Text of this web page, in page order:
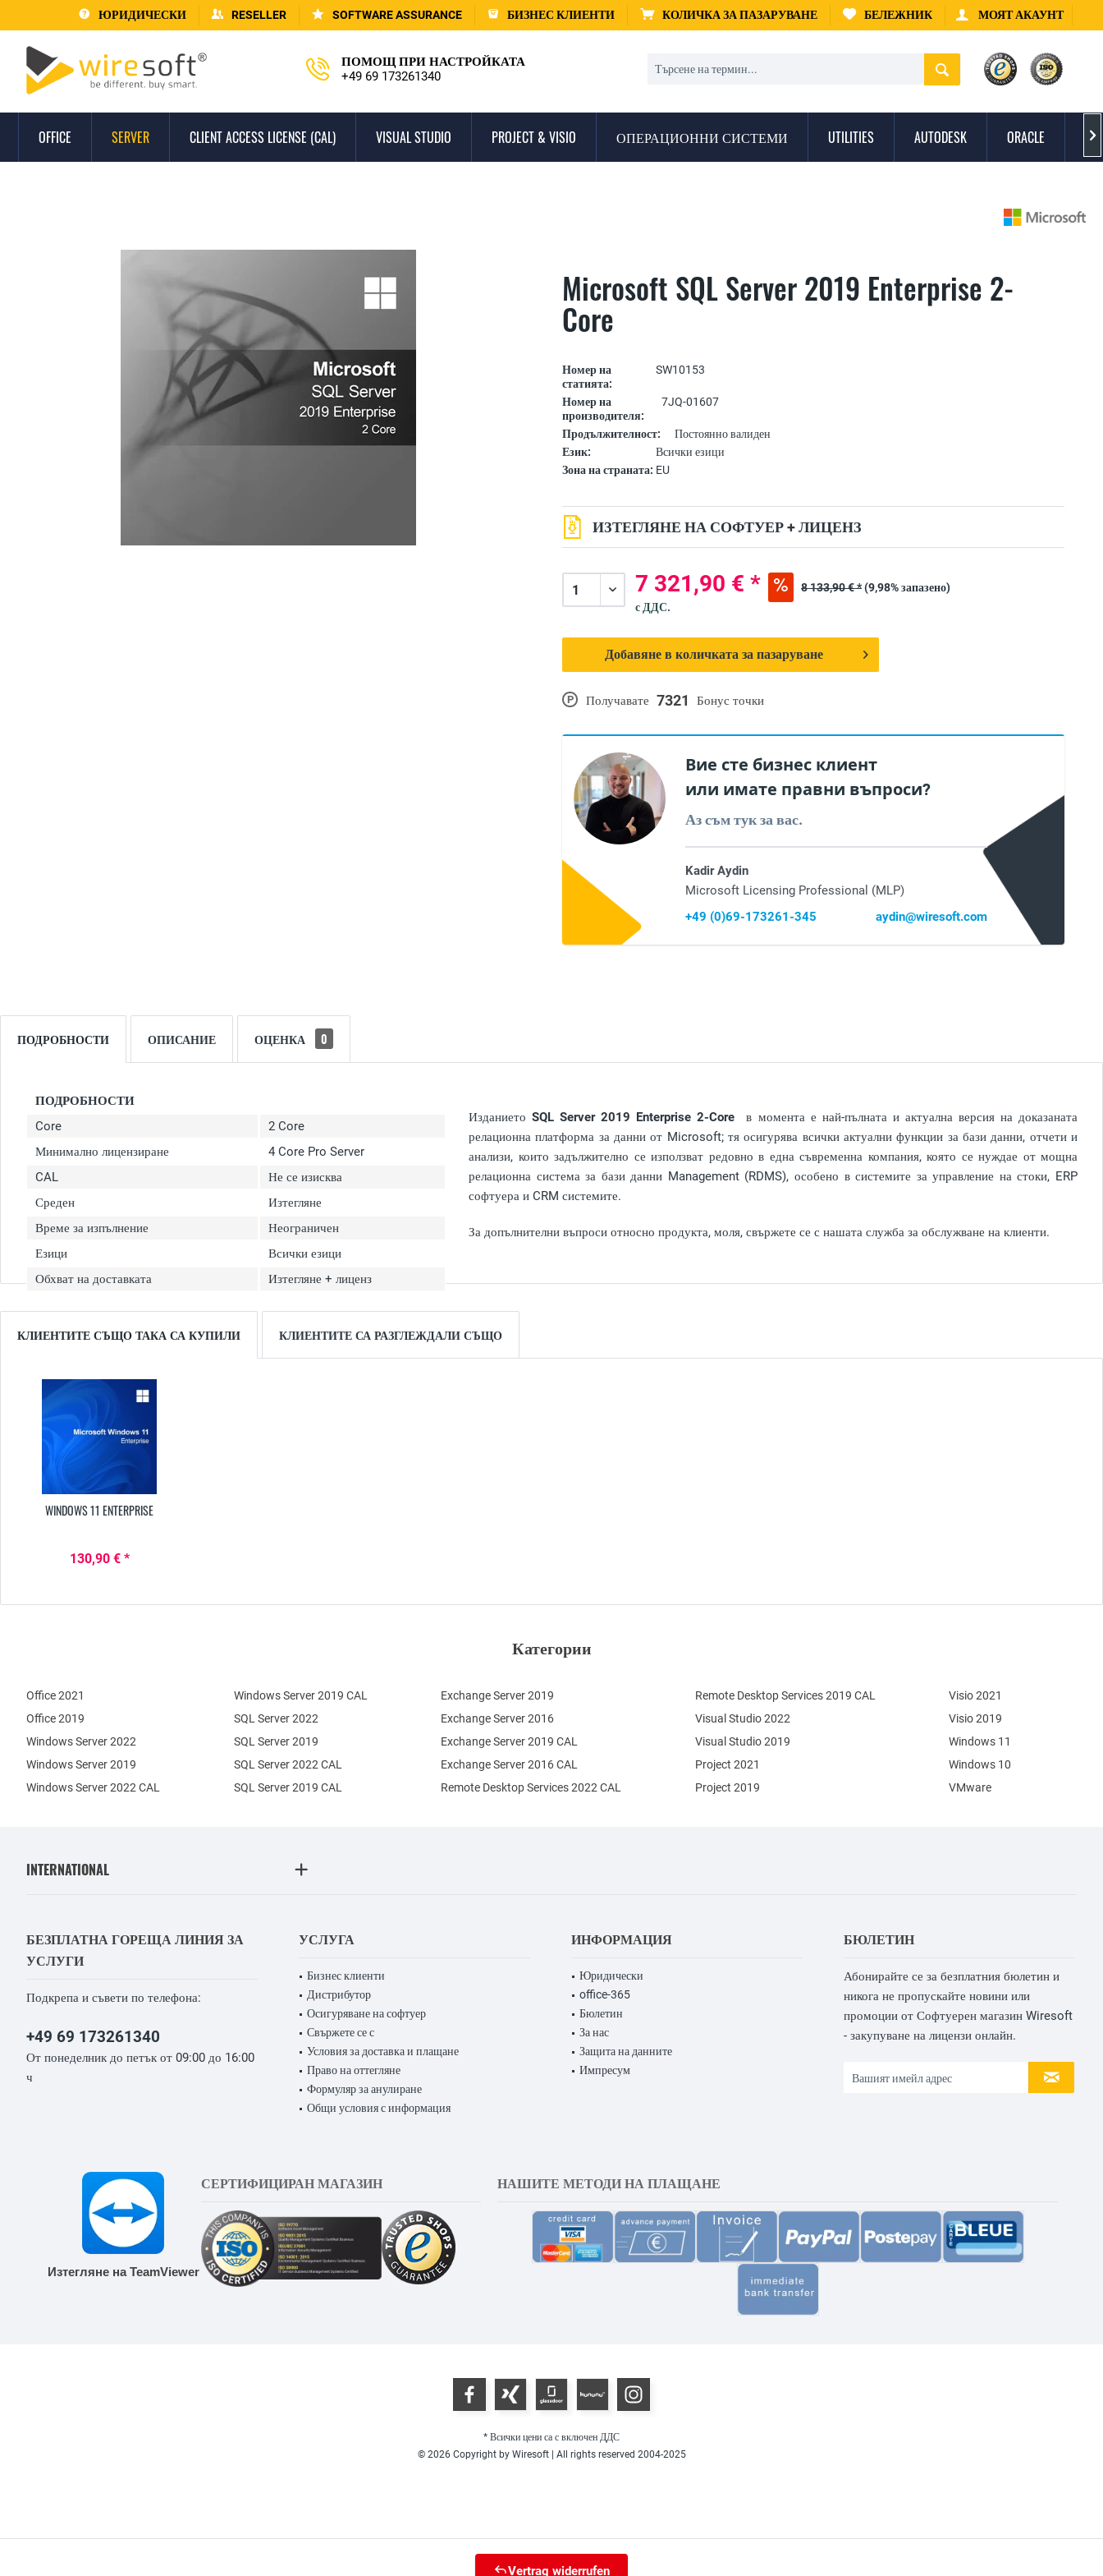
ЮРИДИЧЕСКИ RESELLER SOFTWARE ASSURANCE БИЗНЕС КЛИЕНТИ КОЛИЧКА ЗА ПАЗАРУВАНЕ БЕЛЕЖНИК МОЯТ АКАУНТ
ПОМОЩ ПРИ НАСТРОЙКАТА
+49 69 173261340
OFFICE SERVER CLIENT ACCESS LICENSE (CAL) VISUAL STUDIO PROJECT & VISIO ОПЕРАЦИОННИ СИСТЕМИ UTILITIES AUTODESK ORACLE 
Microsoft SQL Server 2019 Enterprise 2-
Core
Номер на
статията:
SW10153
Номер на
производителя:
7JQ-01607
Продължителност:
Постоянно валиден
Език:
Всички езици
Зона на страната: EU
P Получавате 7321 Бонус точки
ИЗТЕГЛЯНЕ НА СОФТУЕР + ЛИЦЕНЗ
7 321,90 € * 8 133,90 € *(9,98% запазено)
с ДДС.
Добавяне в количката за пазаруване
Вие сте бизнес клиент
или имате правни въпроси?
Аз съм тук за вас.
Kadir Aydin
Microsoft Licensing Professional (MLP)
+49 (0)69-173261-345
aydin@wiresoft.com
ПОДРОБНОСТИ ОПИСАНИЕ ОЦЕНКА 0
ПОДРОБНОСТИ
Core
2 Core
Минимално лицензиране
4 Core Pro Server
CAL
Не се изисква
Среден
Изтегляне
Време за изпълнение
Неограничен
Езици
Всички езици
Обхват на доставката
Изтегляне + лиценз
ИзданиетоSQL Server 2019 Enterprise 2-Core в момента е най-пълната и актуална версия на доказаната
релационна платформа за данни от Microsoft; тя осигурява всички актуални функции за бази данни, отчети и
анализи, които задължително се използват редовно в една съвременна компания, която се нуждае от мощна
релационна система за бази данни Management (RDMS), особено в системите за управление на стоки, ERP
софтуера и CRM системите.
За допълнителни въпроси относно продукта, моля, свържете се с нашата служба за обслужване на клиенти.
КЛИЕНТИТЕ СЪЩО ТАКА СА КУПИЛИ КЛИЕНТИТЕ СА РАЗГЛЕЖДАЛИ СЪЩО
WINDOWS 11 ENTERPRISE
130,90 € *
Категории
Office 2021
Office 2019
Windows Server 2022
Windows Server 2019
Exchange Server 2019
Exchange Server 2016
SQL Server 2022
SQL Server 2019
Windows Server 2022 CAL
Windows Server 2019 CAL
SQL Server 2022 CAL
SQL Server 2019 CAL
Remote Desktop Services 2022 CAL
Remote Desktop Services 2019 CAL
Exchange Server 2019 CAL
Exchange Server 2016 CAL
Visual Studio 2022
Visual Studio 2019
Project 2021
Project 2019
Visio 2021
Visio 2019
Windows 11
Windows 10
VMware
INTERNATIONAL
БЕЗПЛАТНА ГОРЕЩА ЛИНИЯ ЗА
УСЛУГИ
Подкрепа и съвети по телефона:
+49 69 173261340
От понеделник до петък от 09:00 до 16:00
ч
УСЛУГА
Бизнес клиенти
Дистрибутор
Осигуряване на софтуер
Свържете се с
Условия за доставка и плащане
Право на оттегляне
Формуляр за анулиране
Общи условия с информация
ИНФОРМАЦИЯ
Юридически
office-365
Бюлетин
За нас
Защита на данните
Импресум
БЮЛЕТИН
Абонирайте се за безплатния бюлетин и
никога не пропускайте новини или
промоции от Софтуерен магазин Wiresoft
- закупуване на лицензи онлайн.
Изтегляне на TeamViewer
СЕРТИФИЦИРАН МАГАЗИН НАШИТЕ МЕТОДИ НА ПЛАЩАНЕ
* Всички цени са с включен ДДС
© 2026 Copyright by Wiresoft | All rights reserved 2004-2025
Vertrag widerrufen